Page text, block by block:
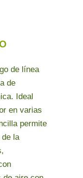
de línea
de
Ideal
en varias
permite
la